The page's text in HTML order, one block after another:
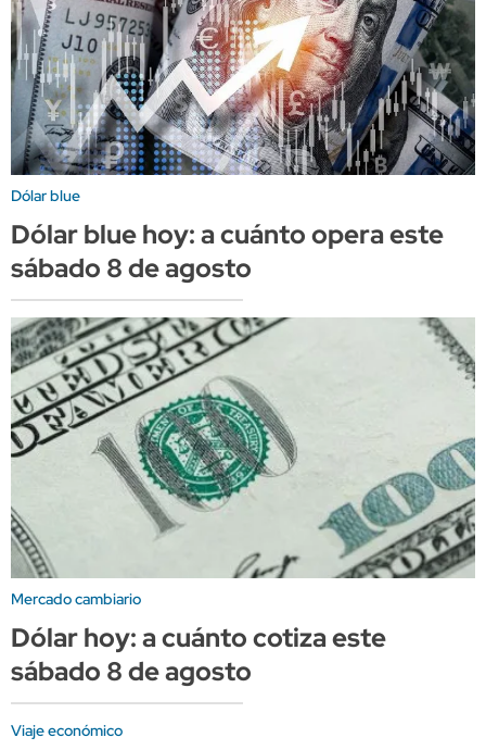
Dólar blue
Dólar blue hoy: a cuánto opera este
sábado 8 de agosto
Mercado cambiario
Dólar hoy: a cuánto cotiza este
sábado 8 de agosto
Viaje económico